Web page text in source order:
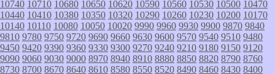
10740 10710 10680 10650 10620 10590 10560 10530 10500 10470
10440 10410 10380 10350 10320 10290 10260 10230 10200 10170
10140 10110 10080 10050 10020 9990 9960 9930 9900 9870 9840
9810 9780 9750 9720 9690 9660 9630 9600 9570 9540 9510 9480
9450 9420 9390 9360 9330 9300 9270 9240 9210 9180 9150 9120
9090 9060 9030 9000 8970 8940 8910 8880 8850 8820 8790 8760
8730 8700 8670 8640 8610 8580 8550 8520 8490 8460 8430 8400